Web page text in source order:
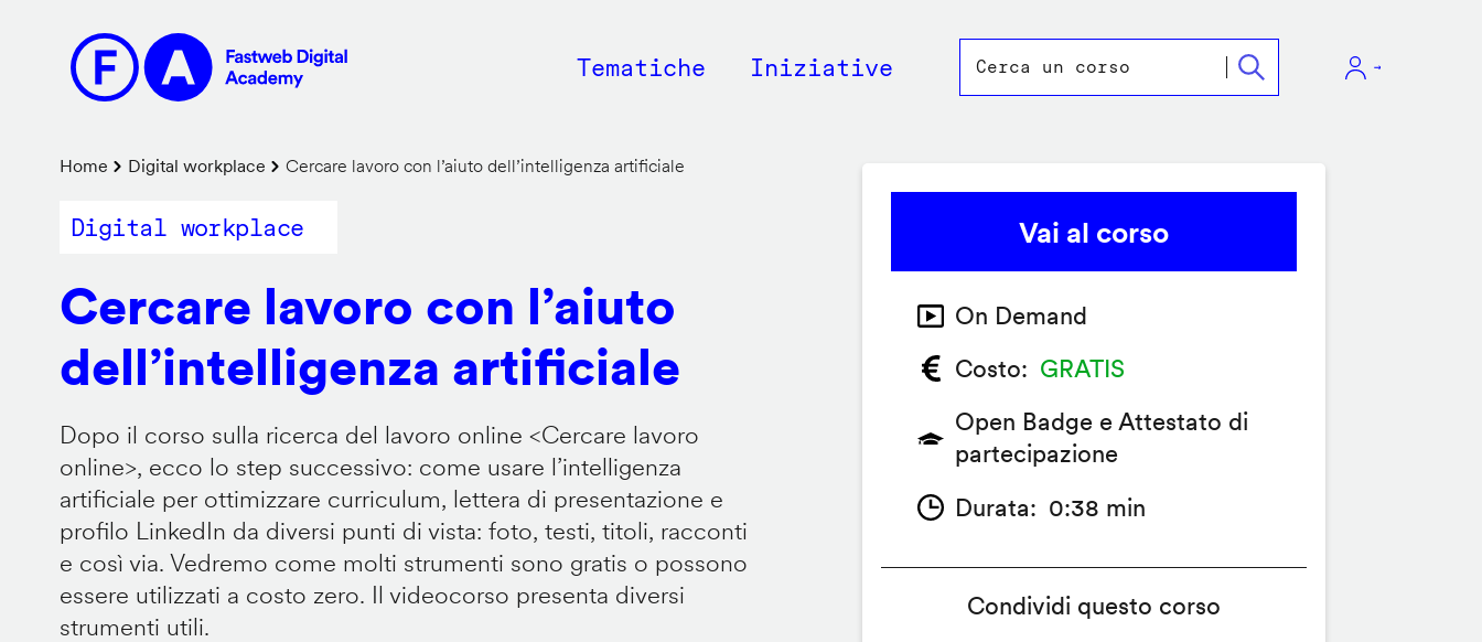
contenuto
principale
Main
Tematiche Iniziative
Briciole
di
Home Digital workplace Cercare lavoro con l’aiuto dell’intelligenza artificiale
Digital workplace
Cercare lavoro con l’aiuto
dell’intelligenza artificiale
Dopo il corso sulla ricerca del lavoro online <Cercare lavoro
online>, ecco lo step successivo: come usare l’intelligenza
artificiale per ottimizzare curriculum, lettera di presentazione e
profilo LinkedIn da diversi punti di vista: foto, testi, titoli, racconti
e così via. Vedremo come molti strumenti sono gratis o possono
essere utilizzati a costo zero. Il videocorso presenta diversi
strumenti utili.
Vai al corso
On Demand
Costo
GRATIS
Open Badge e Attestato di
partecipazione
Durata
0:38 min
Condividi questo corso